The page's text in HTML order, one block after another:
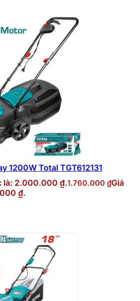
1200W Total TGT612131
là: 2.000.000 ₫.1.760.000 ₫Giá
₫.